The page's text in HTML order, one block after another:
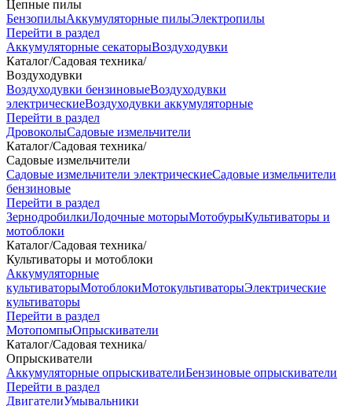
Цепные пилы
БензопилыАккумуляторные пилыЭлектропилы
Перейти в раздел
Аккумуляторные секаторыВоздуходувки
Каталог/Садовая техника/
Воздуходувки
Воздуходувки бензиновыеВоздуходувки
электрическиеВоздуходувки аккумуляторные
Перейти в раздел
ДровоколыСадовые измельчители
Каталог/Садовая техника/
Садовые измельчители
Садовые измельчители электрическиеСадовые измельчители
бензиновые
Перейти в раздел
ЗернодробилкиЛодочные моторыМотобурыКультиваторы и
мотоблоки
Каталог/Садовая техника/
Культиваторы и мотоблоки
Аккумуляторные
культиваторыМотоблокиМотокультиваторыЭлектрические
культиваторы
Перейти в раздел
МотопомпыОпрыскиватели
Каталог/Садовая техника/
Опрыскиватели
Аккумуляторные опрыскивателиБензиновые опрыскиватели
Перейти в раздел
ДвигателиУмывальники